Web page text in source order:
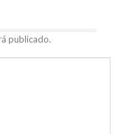
publicado.